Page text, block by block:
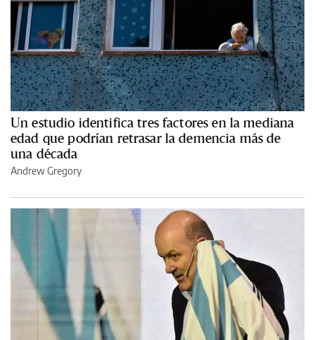
Un estudio identifica tres factores en la mediana
edad que podrían retrasar la demencia más de
una década
Andrew Gregory